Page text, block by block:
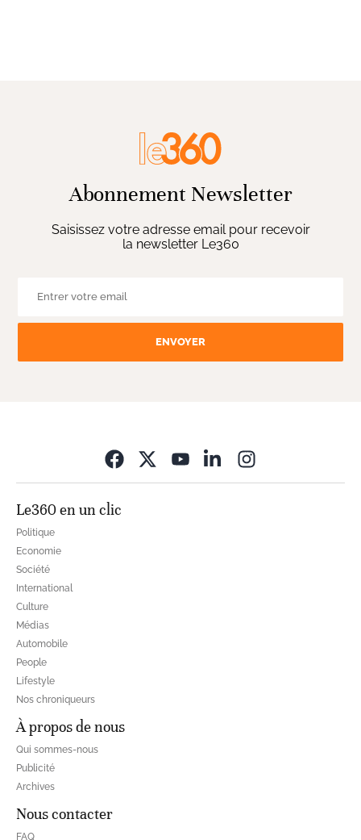
Abonnement Newsletter
Saisissez votre adresse email pour recevoir
la newsletter Le360
ENVOYER
Le360 en un clic
Politique
Economie
Société
International
Culture
Médias
Automobile
People
Lifestyle
Nos chroniqueurs
À propos de nous
Qui sommes-nous
Publicité
Archives
Nous contacter
FAQ